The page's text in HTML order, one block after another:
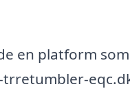
en platform